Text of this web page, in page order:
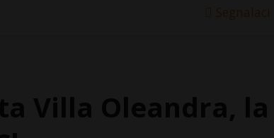
Segnalaci